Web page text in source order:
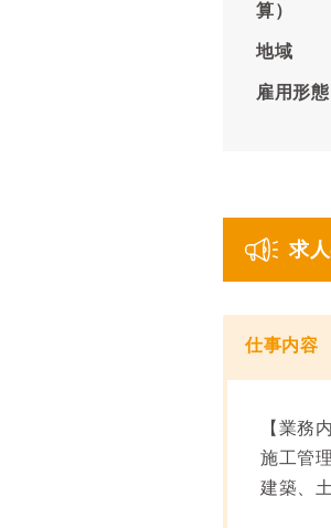
算）
地域
雇用形態
求
仕事内容
【業務
施工管
建築、